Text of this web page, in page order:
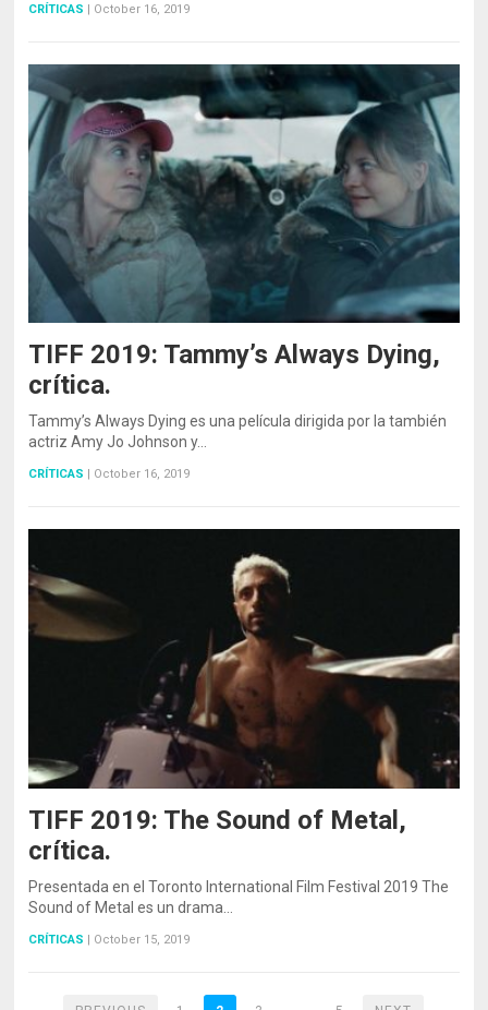
CRÍTICAS | October 16, 2019
TIFF 2019: Tammy’s Always Dying,
crítica.
Tammy’s Always Dying es una película dirigida por la también
actriz Amy Jo Johnson y…
CRÍTICAS October 16, 2019
TIFF 2019: The Sound of Metal,
crítica.
Presentada en el Toronto International Film Festival 2019 The
Sound of Metal es un drama…
CRÍTICAS | October 15, 2019